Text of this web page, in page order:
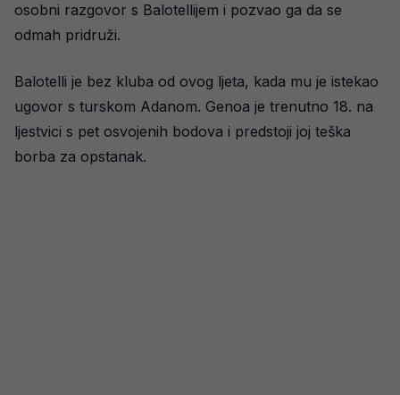
osobni razgovor s Balotellijem i pozvao ga da se
odmah pridruži.
Balotelli je bez kluba od ovog ljeta, kada mu je istekao
ugovor s turskom Adanom. Genoa je trenutno 18. na
ljestvici s pet osvojenih bodova i predstoji joj teška
borba za opstanak.